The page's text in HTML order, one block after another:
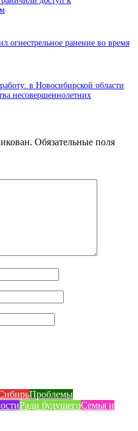
огнестрельное ранение во время
в Новосибирской области
несовершеннолетних
Обязательные поля
Проблемы
Ради будущегоСемья и